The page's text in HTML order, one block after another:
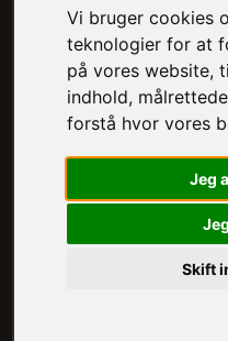
Vi bruger cookies
teknologier for at
på vores website,
indhold,
forstå hvor vores
Jeg
Skift
MALEROPGAVER -
FRAFLYTNINGSPAKKE: